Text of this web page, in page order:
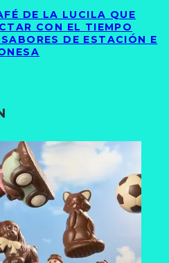
DE LA LUCILA QUE
CON EL TIEMPO
DE ESTACIÓN E